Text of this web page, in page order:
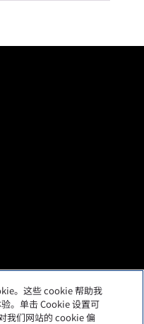
。这些 cookie 帮助我
。单击 Cookie 设置可
我们网站的 cookie 偏